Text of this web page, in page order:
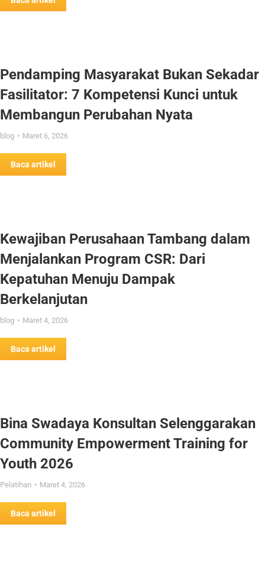
Pendamping Masyarakat Bukan Sekadar
Fasilitator: 7 Kompetensi Kunci untuk
Membangun Perubahan Nyata
blog Maret 6, 2026
Baca artikel
Kewajiban Perusahaan Tambang dalam
Menjalankan Program CSR: Dari
Kepatuhan Menuju Dampak
Berkelanjutan
blog Maret 4, 2026
Baca artikel
Bina Swadaya Konsultan Selenggarakan
Community Empowerment Training for
Youth 2026
Pelatihan Maret 4, 2026
Baca artikel